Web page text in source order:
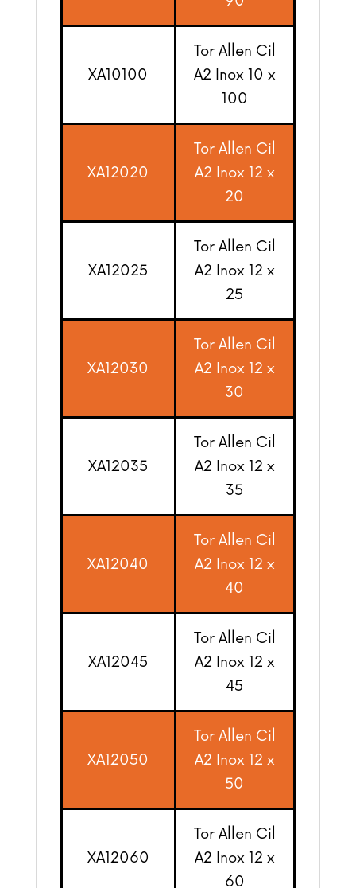
XA10100
Tor Allen Cil
A2 Inox 10 x
100
XA12020
Tor Allen Cil
A2 Inox 12 x
20
XA12025
Tor Allen Cil
A2 Inox 12 x
25
XA12030
Tor Allen Cil
A2 Inox 12 x
30
XA12035
Tor Allen Cil
A2 Inox 12 x
35
XA12040
Tor Allen Cil
A2 Inox 12 x
40
XA12045
Tor Allen Cil
A2 Inox 12 x
45
XA12050
Tor Allen Cil
A2 Inox 12 x
50
XA12060
Tor Allen Cil
A2 Inox 12 x
60